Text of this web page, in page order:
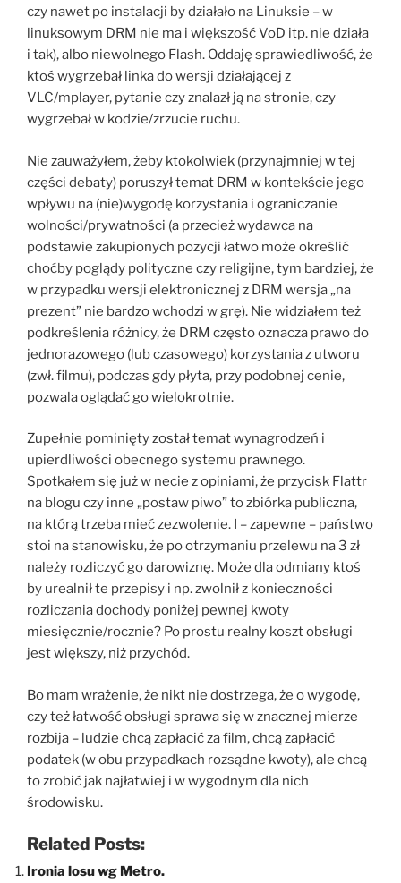
czy nawet po instalacji by działało na Linuksie – w
linuksowym DRM nie ma i większość VoD itp. nie działa
i tak), albo niewolnego Flash. Oddaję sprawiedliwość, że
ktoś wygrzebał linka do wersji działającej z
VLC/mplayer, pytanie czy znalazł ją na stronie, czy
wygrzebał w kodzie/zrzucie ruchu.
Nie zauważyłem, żeby ktokolwiek (przynajmniej w tej
części debaty) poruszył temat DRM w kontekście jego
wpływu na (nie)wygodę korzystania i ograniczanie
wolności/prywatności (a przecież wydawca na
podstawie zakupionych pozycji łatwo może określić
choćby poglądy polityczne czy religijne, tym bardziej, że
w przypadku wersji elektronicznej z DRM wersja „na
prezent” nie bardzo wchodzi w grę). Nie widziałem też
podkreślenia różnicy, że DRM często oznacza prawo do
jednorazowego (lub czasowego) korzystania z utworu
(zwł. filmu), podczas gdy płyta, przy podobnej cenie,
pozwala oglądać go wielokrotnie.
Zupełnie pominięty został temat wynagrodzeń i
upierdliwości obecnego systemu prawnego.
Spotkałem się już w necie z opiniami, że przycisk Flattr
na blogu czy inne „postaw piwo” to zbiórka publiczna,
na którą trzeba mieć zezwolenie. I – zapewne – państwo
stoi na stanowisku, że po otrzymaniu przelewu na 3 zł
należy rozliczyć go darowiznę. Może dla odmiany ktoś
by urealnił te przepisy i np. zwolnił z konieczności
rozliczania dochody poniżej pewnej kwoty
miesięcznie/rocznie? Po prostu realny koszt obsługi
jest większy, niż przychód.
Bo mam wrażenie, że nikt nie dostrzega, że o wygodę,
czy też łatwość obsługi sprawa się w znacznej mierze
rozbija – ludzie chcą zapłacić za film, chcą zapłacić
podatek (w obu przypadkach rozsądne kwoty), ale chcą
to zrobić jak najłatwiej i w wygodnym dla nich
środowisku.
Related Posts:
Ironia losu wg Metro.